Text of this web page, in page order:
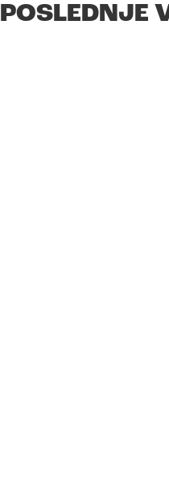
POSLEDNJE